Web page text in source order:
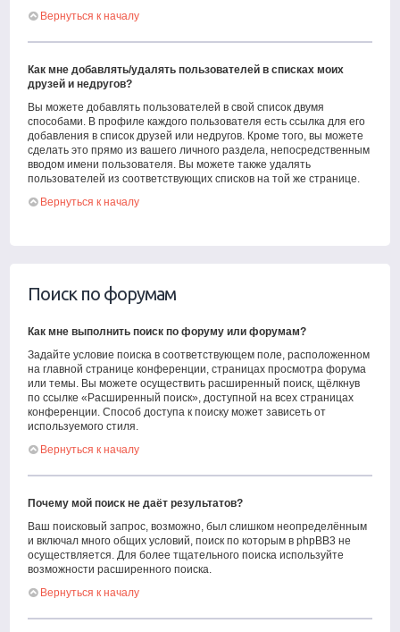
Вернуться к началу
Как мне добавлять/удалять пользователей в списках моих
друзей и недругов?
Вы можете добавлять пользователей в свой список двумя
способами. В профиле каждого пользователя есть ссылка для его
добавления в список друзей или недругов. Кроме того, вы можете
сделать это прямо из вашего личного раздела, непосредственным
вводом имени пользователя. Вы можете также удалять
пользователей из соответствующих списков на той же странице.
Вернуться к началу
Поиск по форумам
Как мне выполнить поиск по форуму или форумам?
Задайте условие поиска в соответствующем поле, расположенном
на главной странице конференции, страницах просмотра форума
или темы. Вы можете осуществить расширенный поиск, щёлкнув
по ссылке «Расширенный поиск», доступной на всех страницах
конференции. Способ доступа к поиску может зависеть от
используемого стиля.
Вернуться к началу
Почему мой поиск не даёт результатов?
Ваш поисковый запрос, возможно, был слишком неопределённым
и включал много общих условий, поиск по которым в phpBB3 не
осуществляется. Для более тщательного поиска используйте
возможности расширенного поиска.
Вернуться к началу